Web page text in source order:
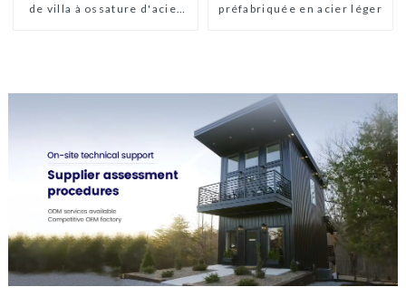
de villa à ossature d'acier
préfabriquée en acier léger